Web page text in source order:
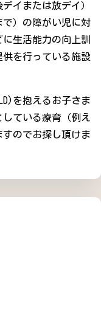
イまたは放デイ）
）の障がい児に対
生活能力の向上訓
を行っている施設
を抱えるお子さま
ている療育（例え
のでお探し頂けま